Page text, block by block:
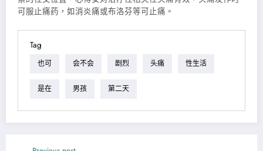
可服止痛药，如消炎痛或布洛芬等可止痛。
Tag
也可 会不会 剧烈 头痛 性生活
是在 男孩 第二天